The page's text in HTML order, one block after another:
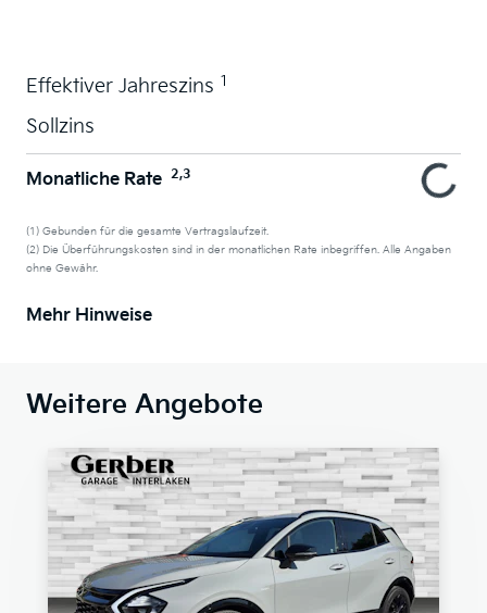
Effektiver Jahreszins 1
Sollzins
Monatliche Rate 2,3
(1) Gebunden für die gesamte Vertragslaufzeit.
(2) Die Überführungskosten sind in der monatlichen Rate inbegriffen. Alle Angaben
ohne Gewähr.
Mehr Hinweise
Weitere Angebote